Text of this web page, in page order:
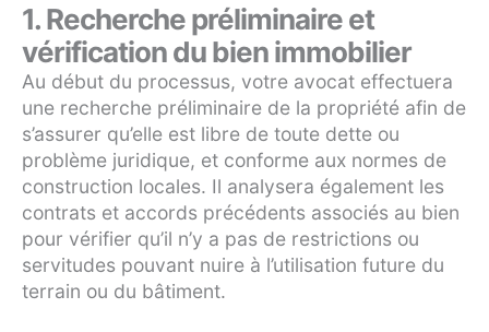
1. Recherche préliminaire et
vérification du bien immobilier
Au début du processus, votre avocat effectuera
une recherche préliminaire de la propriété afin de
s’assurer qu’elle est libre de toute dette ou
problème juridique, et conforme aux normes de
construction locales. Il analysera également les
contrats et accords précédents associés au bien
pour vérifier qu’il n’y a pas de restrictions ou
servitudes pouvant nuire à l’utilisation future du
terrain ou du bâtiment.